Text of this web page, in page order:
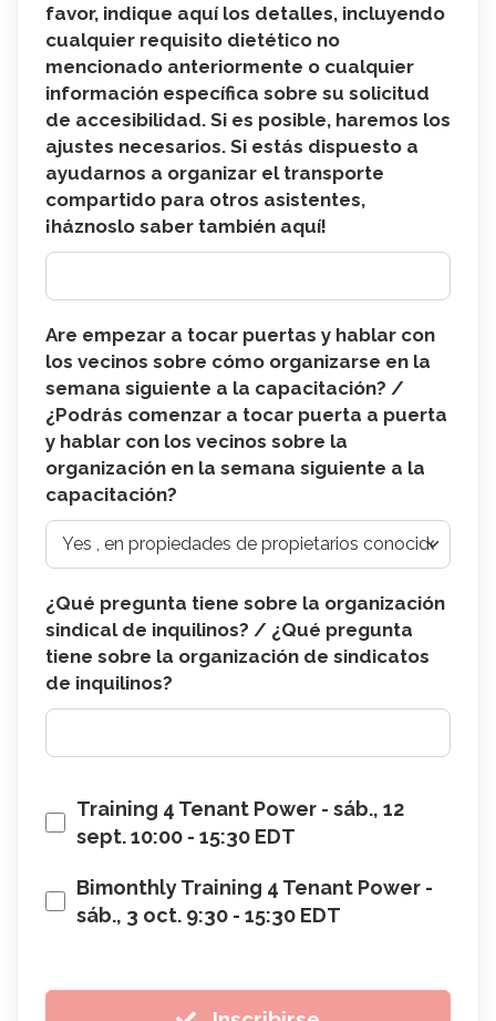
favor, indique aquí los detalles, incluyendo
cualquier requisito dietético no
mencionado anteriormente o cualquier
información específica sobre su solicitud
de accesibilidad. Si es posible, haremos los
ajustes necesarios. Si estás dispuesto a
ayudarnos a organizar el transporte
compartido para otros asistentes,
¡háznoslo saber también aquí!
Are empezar a tocar puertas y hablar con
los vecinos sobre cómo organizarse en la
semana siguiente a la capacitación? /
¿Podrás comenzar a tocar puerta a puerta
y hablar con los vecinos sobre la
organización en la semana siguiente a la
capacitación?
¿Qué pregunta tiene sobre la organización
sindical de inquilinos? / ¿Qué pregunta
tiene sobre la organización de sindicatos
de inquilinos?
Training 4 Tenant Power - sáb., 12
sept. 10:00 - 15:30 EDT
Bimonthly Training 4 Tenant Power -
sáb., 3 oct. 9:30 - 15:30 EDT